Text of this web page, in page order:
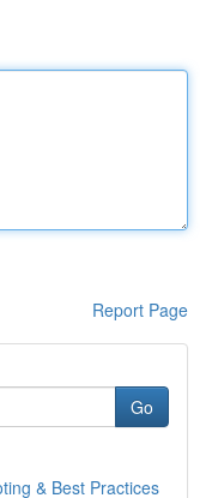
Report Page
Go
& Best Practices